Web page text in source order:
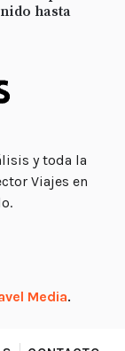
y toda la
Viajes en
Media.
hasta